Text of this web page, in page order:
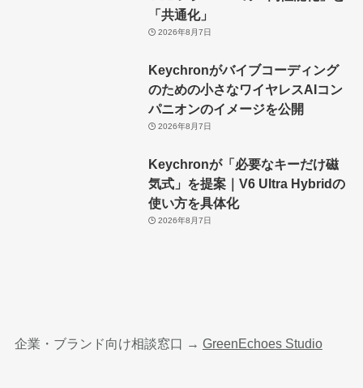
「共通化」
2026年8月7日
Keychronがバイブコーディング
のための小さなワイヤレスAIコン
パニオンのイメージを公開
2026年8月7日
Keychronが「必要なキーだけ磁
気式」を提案｜V6 Ultra Hybridの
使い方を具体化
2026年8月7日
企業・ブランド向け相談窓口 → GreenEchoes Studio